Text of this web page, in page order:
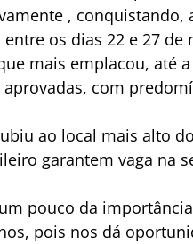
, conquistando,
os dias 22 e 27 de
mais emplacou, até
com
ao local mais alto
garantem vaga na
pouco da
pois nos dá